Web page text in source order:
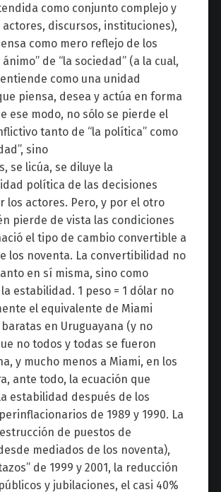
como conjunto complejo y
discursos, instituciones),
como mero reflejo de los
de “la sociedad” (a la cual,
como una unidad
piensa, desea y actúa en forma
ese modo, no sólo se pierde el
tanto de “la política” como
sino
se licúa, se diluye la
política de las decisiones
los actores. Pero, y por el otro
pierde de vista las condiciones
el tipo de cambio convertible a
los noventa. La convertibilidad no
en sí misma, sino como
estabilidad. 1 peso = 1 dólar no
el equivalente de Miami
en Uruguayana (y no
no todos y todas se fueron
y mucho menos a Miami, en los
ante todo, la ecuación que
estabilidad después de los
de 1989 y 1990. La
de puestos de
mediados de los noventa),
de 1999 y 2001, la reducción
y jubilaciones, el casi 40%